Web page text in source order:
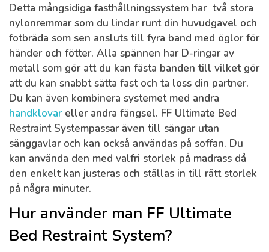
Detta mångsidiga fasthållningssystem har två stora
nylonremmar som du lindar runt din huvudgavel och
fotbräda som sen ansluts till fyra band med öglor för
händer och fötter. Alla spännen har D-ringar av
metall som gör att du kan fästa banden till vilket gör
att du kan snabbt sätta fast och ta loss din partner.
Du kan även kombinera systemet med andra
handklovar eller andra fängsel. FF Ultimate Bed
Restraint Systempassar även till sängar utan
sänggavlar och kan också användas på soffan. Du
kan använda den med valfri storlek på madrass då
den enkelt kan justeras och ställas in till rätt storlek
på några minuter.
Hur använder man FF Ultimate
Bed Restraint System?